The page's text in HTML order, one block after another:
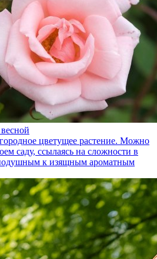
цветущее растение. Можно
саду, ссылаясь на сложности в
к изящным ароматным